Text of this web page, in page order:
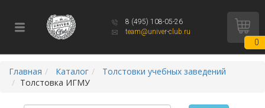
8 (495) 108-05-26
team@univer-club.ru
0
Главная Каталог
Толстовки учебных заведений
Толстовка ИГМУ